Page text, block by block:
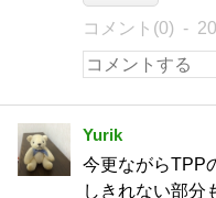
コメント(0)
Yurik
今更ながらTPP
しきれない部分